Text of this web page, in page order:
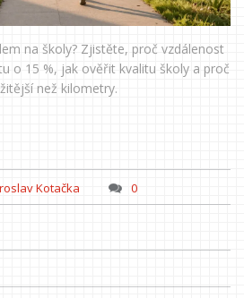
na školy? Zjistěte, proč vzdálenost
o 15 %, jak ověřit kvalitu školy a proč
než kilometry.
Kotačka 0